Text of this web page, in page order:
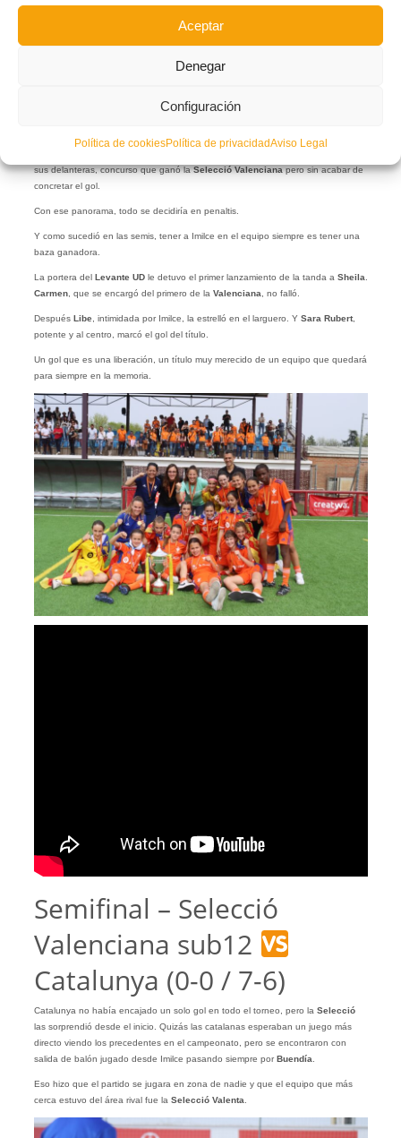
Aceptar
Denegar
Configuración
Política de cookiesPolítica de privacidadAviso Legal
sin ocasiones, sin paradas. Pero la realidad es que en esos minutos se movió la
Selecciócomo un gorrino en un lodazal y llevó aEuskadidonde quiso.
no iba a rendirse, eso estaba claro.
, la que e nganchó un chutazo desde fuera del área y empató la
sus delanteras, concurso que ganó laSelecció Valencianapero sin acabar de
concretar el gol.
Con ese panorama, todo se decidiría en penaltis.
Y como sucedió en las semis, tener a Imilce en el equipo siempre es tener una
baza ganadora.
La portera del Levante UD le detuvo el primer lanzamiento de la tanda a Sheila.
Carmen, que se encargó del primero de la Valenciana, no falló.
Después Libe, intimidada por Imilce, la estrelló en el larguero. Y Sara Rubert,
potente y al centro, marcó el gol del título.
Un gol que es una liberación, un título muy merecido de un equipo que quedará
para siempre en la memoria.
Semifinal – Selecció
Valenciana sub12
Catalunya (0-0 / 7-6)
Catalunya no había encajado un solo gol en todo el torneo, pero la Selecció
las sorprendió desde el inicio. Quizás las catalanas esperaban un juego más
directo viendo los precedentes en el campeonato, pero se encontraron con
salida de balón jugado desde Imilce pasando siempre porBuendía
Eso hizo que el partido se jugara en zona de nadie y que el equipo que más
cerca estuvo del área rival fue la Selecció Valenta